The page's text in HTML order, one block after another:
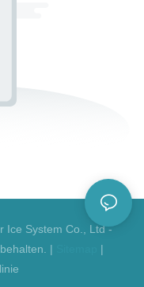
Ice System Co., Ltd -
|
|